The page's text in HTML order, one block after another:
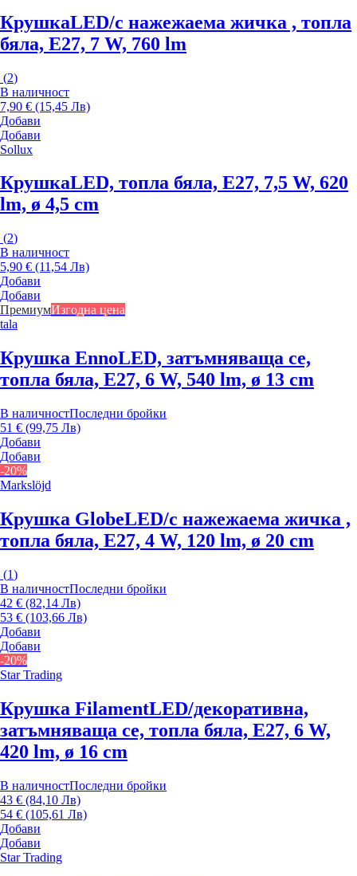
КрушкаLED/с нажежаема жичка , топла
бяла, E27, 7 W, 760 lm
(2)
В наличност
7,90 € (15,45 Лв)
Добави
Добави
Sollux
КрушкаLED, топла бяла, E27, 7,5 W, 620
lm, ø 4,5 cm
(2)
В наличност
5,90 € (11,54 Лв)
Добави
Добави
ПремиумИзгодна цена
tala
Крушка EnnoLED, затъмняваща се,
топла бяла, E27, 6 W, 540 lm, ø 13 cm
В наличностПоследни бройки
51 € (99,75 Лв)
Добави
Добави
-20%
Markslöjd
Крушка GlobeLED/с нажежаема жичка ,
топла бяла, E27, 4 W, 120 lm, ø 20 cm
(1)
В наличностПоследни бройки
42 € (82,14 Лв)
53 € (103,66 Лв)
Добави
Добави
-20%
Star Trading
Крушка FilamentLED/декоративна,
затъмняваща се, топла бяла, E27, 6 W,
420 lm, ø 16 cm
В наличностПоследни бройки
43 € (84,10 Лв)
54 € (105,61 Лв)
Добави
Добави
Star Trading